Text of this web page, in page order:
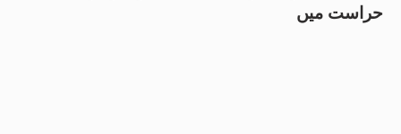
حراست میں